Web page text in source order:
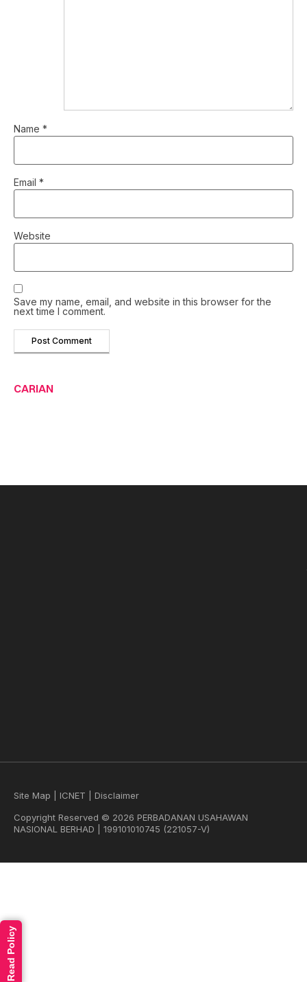
Name *
Email *
Website
Save my name, email, and website in this browser for the
next time I comment.
CARIAN
Site Map ICNET
Disclaimer
Copyright Reserved © 2026 PERBADANAN USAHAWAN
NASIONAL BERHAD | 199101010745 (221057-V)
Read Policy